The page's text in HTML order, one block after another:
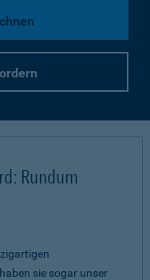
Rundum
sie sogar unser